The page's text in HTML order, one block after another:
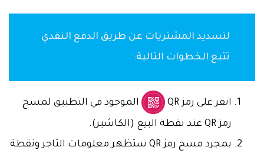
لتسديد المشتريات عن طريق الدفع النقدي
تتبع الخطوات التالية:
انقر على رمز QR
الموجود في التطبيق لمسح
رمز QR عند نقطة البيع (الكاشير).
بمجرد مسح رمز QR ستظهر معلومات التاجر ونقطة